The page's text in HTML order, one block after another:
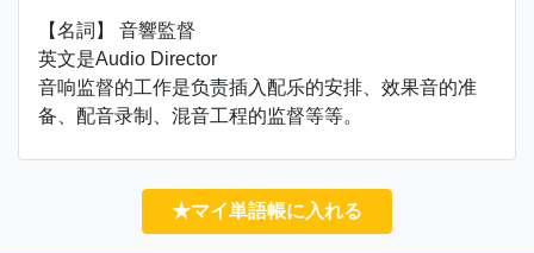
【名詞】 音響監督
英文是Audio Director
音响监督的工作是负责插入配乐的安排、效果音的准
备、配音录制、混音工程的监督等等。
★マイ単語帳に入れる